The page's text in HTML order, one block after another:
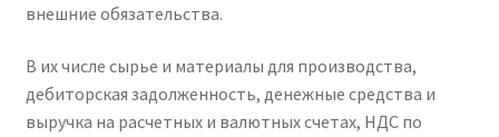
внешние обязательства.
В их числе сырье и материалы для производства,
дебиторская задолженность, денежные средства и
выручка на расчетных и валютных счетах, НДС по